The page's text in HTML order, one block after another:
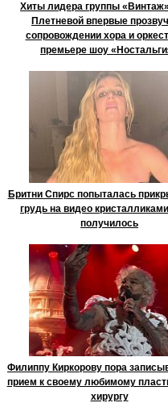
Хиты лидера группы
Плетневой впервые
сопровождении хора и
премьере шоу
Бритни Спирс попыталась
грудь на видео
получилось
Филиппу Киркорову пора
прием к своему любимому
хирургу